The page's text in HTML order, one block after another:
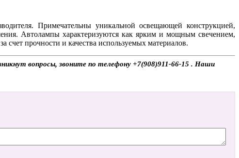
Примечательны уникальной освещающей конструкцией,
Автолампы характеризуются как ярким и мощным свечением,
прочности и качества используемых материалов.
вопросы, звоните по телефону +7(908)911-66-15 . Наши